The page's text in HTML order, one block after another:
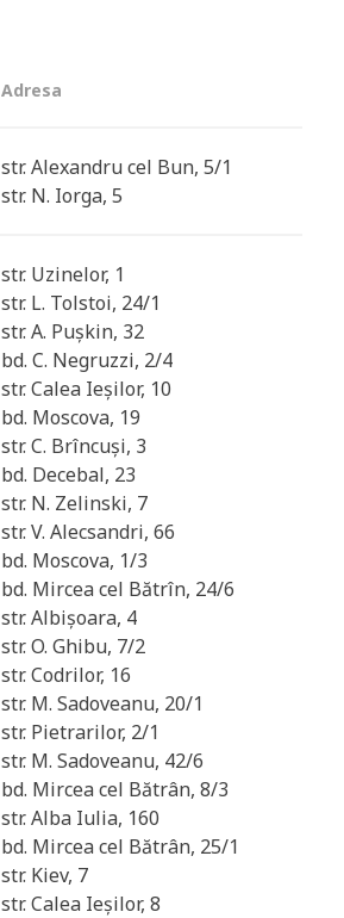
Adresa
str. Alexandru cel Bun, 5/1
str. N. Iorga, 5
str. Uzinelor, 1
str. L. Tolstoi, 24/1
str. A. Pușkin, 32
bd. C. Negruzzi, 2/4
str. Calea Ieșilor, 10
bd. Moscova, 19
str. C. Brîncuși, 3
bd. Decebal, 23
str. N. Zelinski, 7
str. V. Alecsandri, 66
bd. Moscova, 1/3
bd. Mircea cel Bătrîn, 24/6
str. Albișoara, 4
str. O. Ghibu, 7/2
str. Codrilor, 16
str. M. Sadoveanu, 20/1
str. Pietrarilor, 2/1
str. M. Sadoveanu, 42/6
bd. Mircea cel Bătrân, 8/3
str. Alba Iulia, 160
bd. Mircea cel Bătrân, 25/1
str. Kiev, 7
str. Calea Ieșilor, 8